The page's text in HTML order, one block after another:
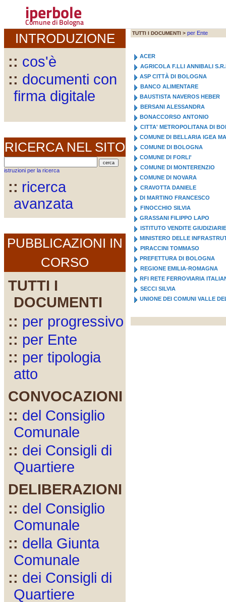
iperbole
Comune di Bologna
INTRODUZIONE
:: cos'è
:: documenti con
firma digitale
RICERCA NEL SITO
istruzioni per la ricerca
:: ricerca
avanzata
PUBBLICAZIONI IN
CORSO
TUTTI I
DOCUMENTI
:: per progressivo
:: per Ente
:: per tipologia
atto
CONVOCAZIONI
:: del Consiglio
Comunale
:: dei Consigli di
Quartiere
DELIBERAZIONI
:: del Consiglio
Comunale
:: della Giunta
Comunale
:: dei Consigli di
Quartiere
TUTTI I DOCUMENTI > per Ente
ACER
AGRICOLA F.LLI ANNIBALI
ASP CITTÀ DI BOLOGNA
BANCO ALIMENTARE
BAUSTISTA NAVEROS HEBER
BERSANI ALESSANDRA
BONACCORSO ANTONIO
CITTA' METROPOLITANA DI
COMUNE DI BELLARIA IGEA
COMUNE DI BOLOGNA
COMUNE DI FORLI'
COMUNE DI MONTERENZIO
COMUNE DI NOVARA
CRAVOTTA DANIELE
DI MARTINO FRANCESCO
FINOCCHIO SILVIA
GRASSANI FILIPPO LAPO
ISTITUTO VENDITE GIUDIZIARIE
MINISTERO DELLE
PIRACCINI TOMMASO
PREFETTURA DI BOLOGNA
REGIONE EMILIA-ROMAGNA
RFI RETE FERROVIARIA
SECCI SILVIA
UNIONE DEI COMUNI VALLE